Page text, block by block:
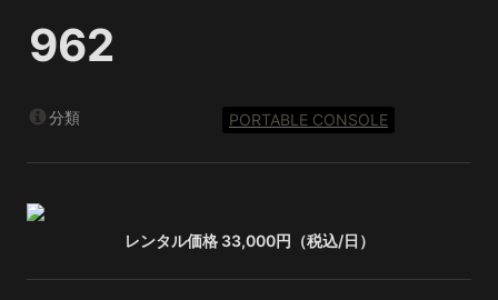
962
分類 PORTABLE CONSOLE
レンタル価格 33,000円（税込/日）